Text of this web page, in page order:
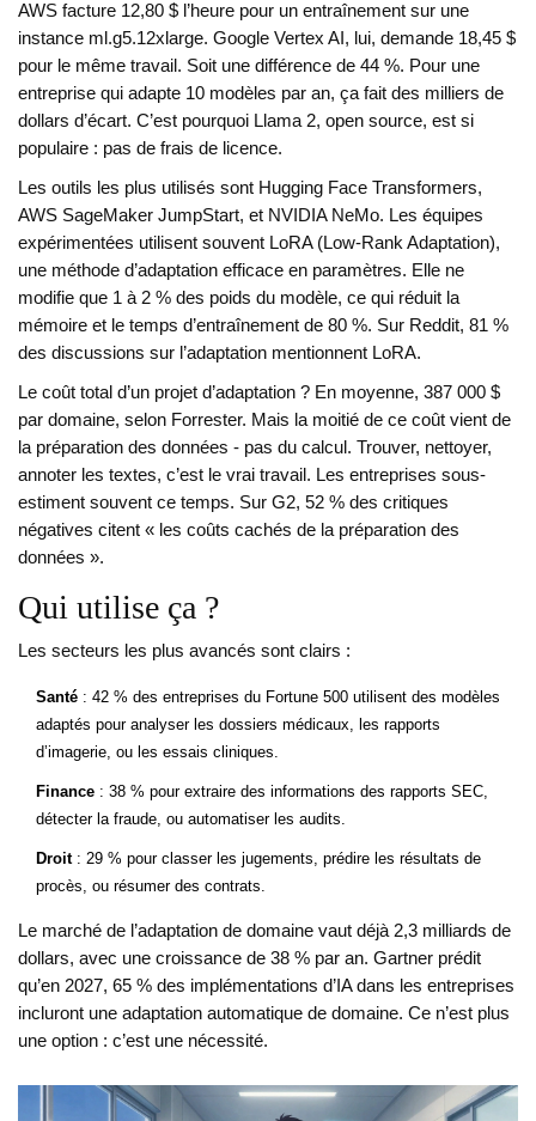
AWS facture 12,80 $ l’heure pour un entraînement sur une
instance ml.g5.12xlarge. Google Vertex AI, lui, demande 18,45 $
pour le même travail. Soit une différence de 44 %. Pour une
entreprise qui adapte 10 modèles par an, ça fait des milliers de
dollars d’écart. C’est pourquoi Llama 2, open source, est si
populaire : pas de frais de licence.
Les outils les plus utilisés sont Hugging Face Transformers,
AWS SageMaker JumpStart, et NVIDIA NeMo. Les équipes
expérimentées utilisent souvent LoRA (Low-Rank Adaptation),
une méthode d’adaptation efficace en paramètres. Elle ne
modifie que 1 à 2 % des poids du modèle, ce qui réduit la
mémoire et le temps d’entraînement de 80 %. Sur Reddit, 81 %
des discussions sur l’adaptation mentionnent LoRA.
Le coût total d’un projet d’adaptation ? En moyenne, 387 000 $
par domaine, selon Forrester. Mais la moitié de ce coût vient de
la préparation des données - pas du calcul. Trouver, nettoyer,
annoter les textes, c’est le vrai travail. Les entreprises sous-
estiment souvent ce temps. Sur G2, 52 % des critiques
négatives citent « les coûts cachés de la préparation des
données ».
Qui utilise ça ?
Les secteurs les plus avancés sont clairs :
Santé : 42 % des entreprises du Fortune 500 utilisent des modèles
adaptés pour analyser les dossiers médicaux, les rapports
d’imagerie, ou les essais cliniques.
Finance : 38 % pour extraire des informations des rapports SEC,
détecter la fraude, ou automatiser les audits.
Droit: 29 % pour classer les jugements, prédire les résultats de
procès, ou résumer des contrats.
Le marché de l’adaptation de domaine vaut déjà 2,3 milliards de
dollars, avec une croissance de 38 % par an. Gartner prédit
qu’en 2027, 65 % des implémentations d’IA dans les entreprises
incluront une adaptation automatique de domaine. Ce n’est plus
une option : c’est une nécessité.